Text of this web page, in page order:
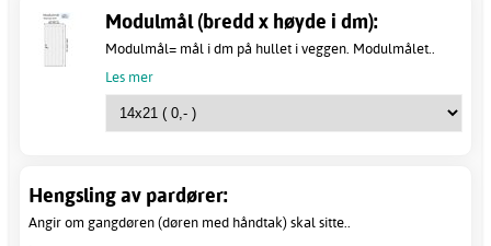
Modulmål (bredd x høyde i dm):
Modulmål= mål i dm på hullet i veggen. Modulmålet..
Les mer
Hengsling av pardører:
Angir om gangdøren (døren med håndtak) skal sitte..